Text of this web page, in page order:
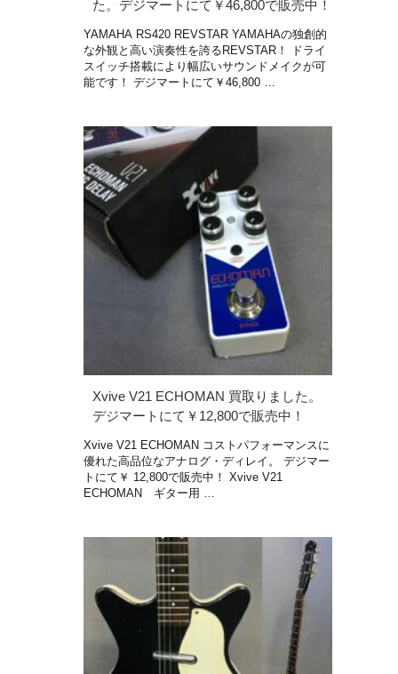
た。デジマートにて￥46,800で販売中！
YAMAHA RS420 REVSTAR YAMAHAの独創的
な外観と高い演奏性を誇るREVSTAR！ ドライ
スイッチ搭載により幅広いサウンドメイクが可
能です！ デジマートにて￥46,800 …
Xvive V21 ECHOMAN 買取りました。
デジマートにて￥12,800で販売中！
Xvive V21 ECHOMAN コストパフォーマンスに
優れた高品位なアナログ・ディレイ。 デジマー
トにて￥ 12,800で販売中！ Xvive V21
ECHOMAN ギター用 …